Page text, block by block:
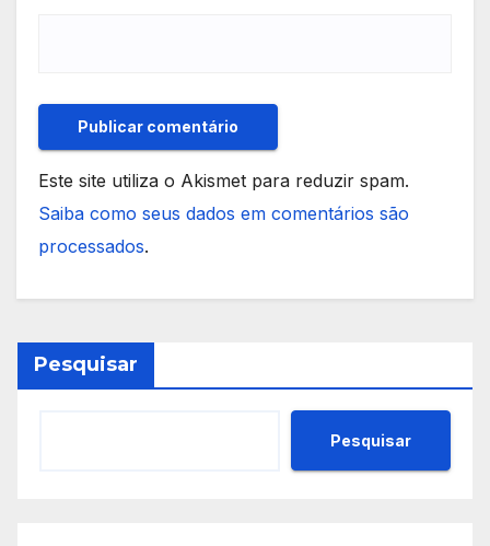
Este site utiliza o Akismet para reduzir spam.
Saiba como seus dados em comentários são
processados.
Pesquisar
Pesquisar